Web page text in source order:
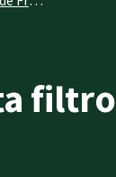
filtro